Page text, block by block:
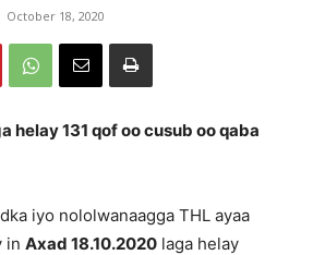
October 18, 2020
helay 131 qof oo cusub oo qaba
iyo nololwanaagga THL ayaa
in Axad 18.10.2020 laga helay